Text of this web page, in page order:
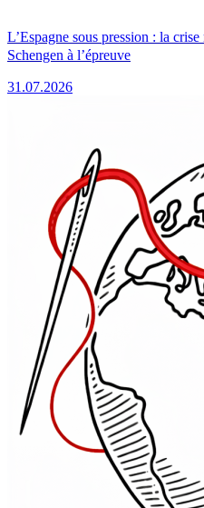
L’Espagne sous pression : la
Schengen à l’épreuve
31.07.2026